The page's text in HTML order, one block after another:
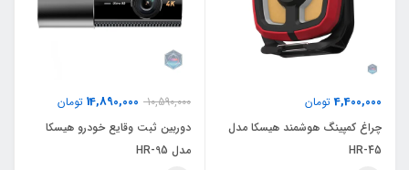
4,400,000تومان
چراغ کمپینگ هوشمند هیسکا مدل
HR-45
10,590,000
14,890,000 تومان
دوربین ثبت وقایع خودرو هیسکا
مدل HR-95